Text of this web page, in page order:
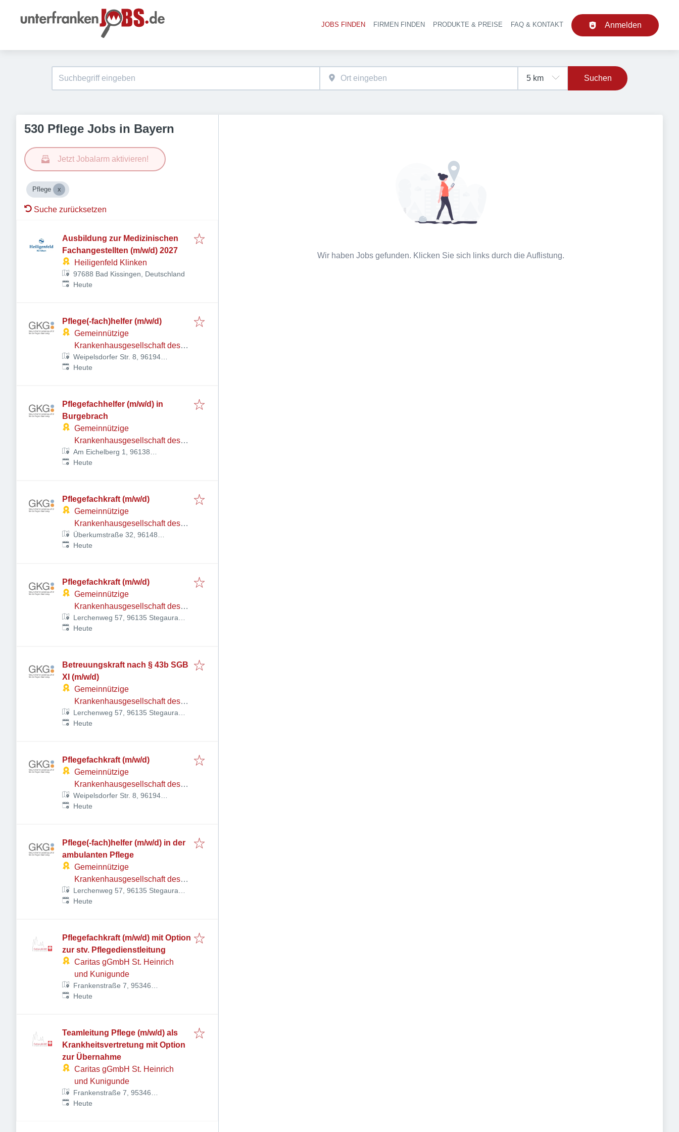
Haupt-Navigation
JOBS FINDEN FIRMEN FINDEN PRODUKTE & PREISE FAQ & KONTAKT Anmelden
Suchen
530 Pflege Jobs in Bayern
Jetzt Jobalarm aktivieren!
Pflege
Suche zurücksetzen
Ausbildung zur Medizinischen
Fachangestellten (m/w/d) 2027
Heiligenfeld Klinken
97688 Bad Kissingen, Deutschland
Veröffentlicht
Heute
Pflege(-fach)helfer (m/w/d)
Gemeinnützige
Krankenhausgesellschaft des
Landkreises Bamberg mbH
Weipelsdorfer Str. 8, 96194
Walsdorf, Deutschland
Veröffentlicht
Heute
Pflegefachhelfer (m/w/d) in
Burgebrach
Gemeinnützige
Krankenhausgesellschaft des
Landkreises Bamberg mbH
Am Eichelberg 1, 96138
Burgebrach, Deutschland
Veröffentlicht
Heute
Pflegefachkraft (m/w/d)
Gemeinnützige
Krankenhausgesellschaft des
Landkreises Bamberg mbH
Überkumstraße 32, 96148
Baunach, Deutschland
Veröffentlicht
Heute
Pflegefachkraft (m/w/d)
Gemeinnützige
Krankenhausgesellschaft des
Landkreises Bamberg mbH
Lerchenweg 57, 96135 Stegaurach,
Deutschland
Veröffentlicht
Heute
Betreuungskraft nach § 43b SGB
XI (m/w/d)
Gemeinnützige
Krankenhausgesellschaft des
Landkreises Bamberg mbH
Lerchenweg 57, 96135 Stegaurach,
Deutschland
Veröffentlicht
Heute
Pflegefachkraft (m/w/d)
Gemeinnützige
Krankenhausgesellschaft des
Landkreises Bamberg mbH
Weipelsdorfer Str. 8, 96194
Walsdorf, Deutschland
Veröffentlicht
Heute
Pflege(-fach)helfer (m/w/d) in der
ambulanten Pflege
Gemeinnützige
Krankenhausgesellschaft des
Landkreises Bamberg mbH
Lerchenweg 57, 96135 Stegaurach,
Deutschland
Veröffentlicht
Heute
Pflegefachkraft (m/w/d) mit Option
zur stv. Pflegedienstleitung
Caritas gGmbH St. Heinrich
und Kunigunde
Frankenstraße 7, 95346
Stadtsteinach, Deutschland
Veröffentlicht
Heute
Teamleitung Pflege (m/w/d) als
Krankheitsvertretung mit Option
zur Übernahme
Caritas gGmbH St. Heinrich
und Kunigunde
Frankenstraße 7, 95346
Stadtsteinach, Deutschland
Veröffentlicht
Heute
Wir haben Jobs gefunden. Klicken Sie sich links durch die Auflistung.